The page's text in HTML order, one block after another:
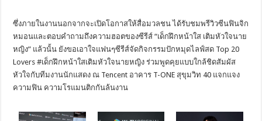
ซึ่งภายในงานนอกจากจะเปิดโอกาสให้สื่อมวลชน ได้รับชมพรีวิวซีนฟินจิก
หมอนและตอบคำถามถึงความฮอตของซีรีส์ “เด็กฝึกหน้าใส เติมหัวใจนาย
หญิง” แล้วนั้น ยังขอเอาใจแฟนๆซีรีส์จัดกิจกรรมปักหมุดไลฟ์สด Top 20
Lovers #เด็กฝึกหน้าใสเติมหัวใจนายหญิง ร่วมพูดคุยแบบใกล้ชิดสัมผัส
หัวใจกับทีมงานนักแสดง ณ Tencent อาคาร T-ONE สุขุมวิท 40 แจกแจง
ความฟิน ความโรแมนติกกันล้นงาน